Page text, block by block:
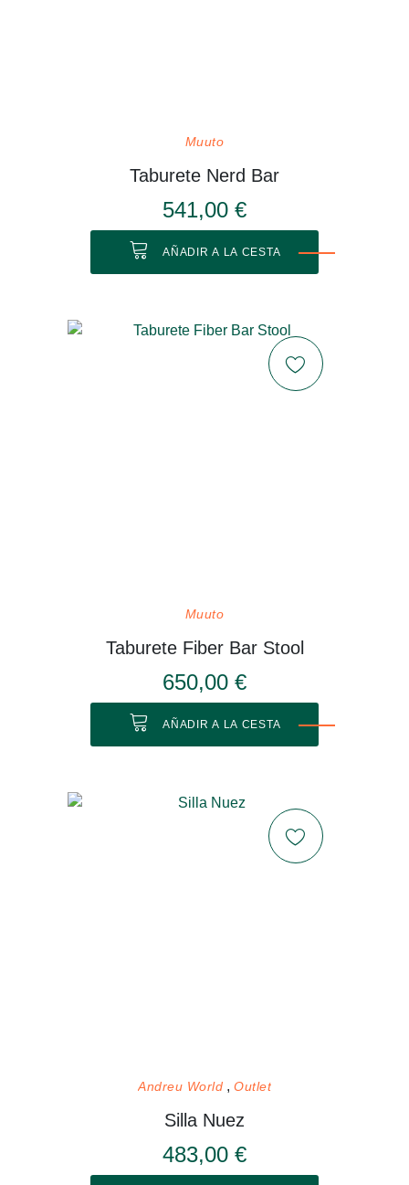
Muuto
Taburete Nerd Bar
541,00 €
AÑADIR A LA CESTA
Muuto
Taburete Fiber Bar Stool
650,00 €
AÑADIR A LA CESTA
Andreu World Outlet
Silla Nuez
483,00 €